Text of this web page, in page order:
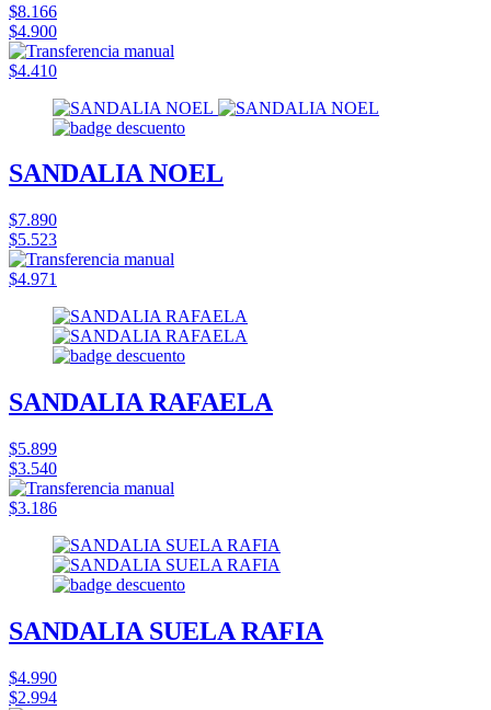
$8.166
$4.900
$4.410
SANDALIA NOEL
$7.890
$5.523
$4.971
SANDALIA RAFAELA
$5.899
$3.540
$3.186
SANDALIA SUELA RAFIA
$4.990
$2.994